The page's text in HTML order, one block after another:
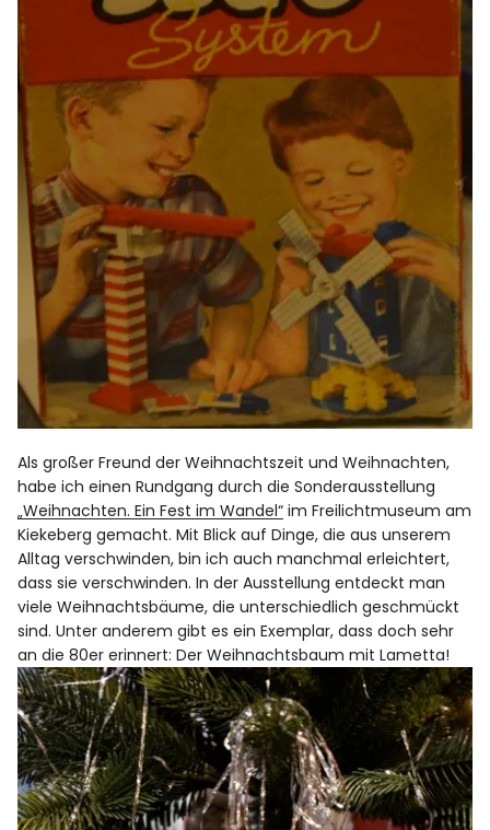
Als großer Freund der Weihnachtszeit und Weihnachten,
habe ich einen Rundgang durch die Sonderausstellung
„Weihnachten. Ein Fest im Wandel“ imFreilichtmuseum am
Kiekeberg gemacht. Mit Blick auf Dinge, die aus unserem
Alltag verschwinden, bin ich auch manchmal erleichtert,
dass sie verschwinden. In der Ausstellung entdeckt man
viele Weihnachtsbäume, die unterschiedlich geschmückt
sind. Unter anderem gibt es ein Exemplar, dass doch sehr
an die 80er erinnert: Der Weihnachtsbaum mit Lametta!